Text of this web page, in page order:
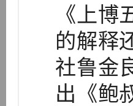
《上博
的解释
社鲁金
出《鲍